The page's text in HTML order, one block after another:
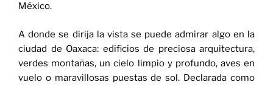
México.
A donde se dirija la vista se puede admirar algo en la
ciudad de Oaxaca: edificios de preciosa arquitectura,
verdes montañas, un cielo limpio y profundo, aves en
vuelo o maravillosas puestas de sol. Declarada como